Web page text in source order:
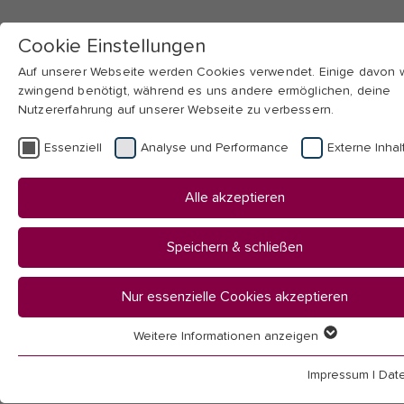
Skip to main navigation Skip to page footer
You
here:
Startseite
Mitarbeitendenübersicht
Mitarbeitende
(Lehrende und wissenschaftsunterstützender Bereich)
Cookie Einstellungen
Auf unserer Webseite werden Cookies verwendet. Einige davon
zwingend benötigt, während es uns andere ermöglichen, deine
Nutzererfahrung auf unserer Webseite zu verbessern.
Essenziell Analyse und Performance Externe
Alle akzeptieren
Speichern & schließen
Nur essenzielle Cookies akzeptieren
Essenzielle Cookies werden für grundlegende Funktionen der
Weitere Informationen anzeigen
Impressum